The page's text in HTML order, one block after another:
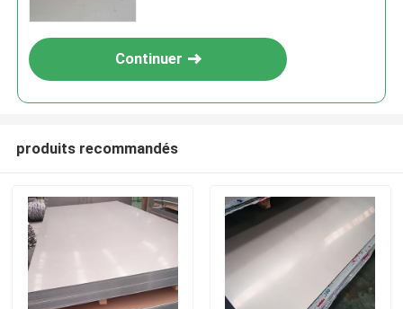
Continuer
produits recommandés